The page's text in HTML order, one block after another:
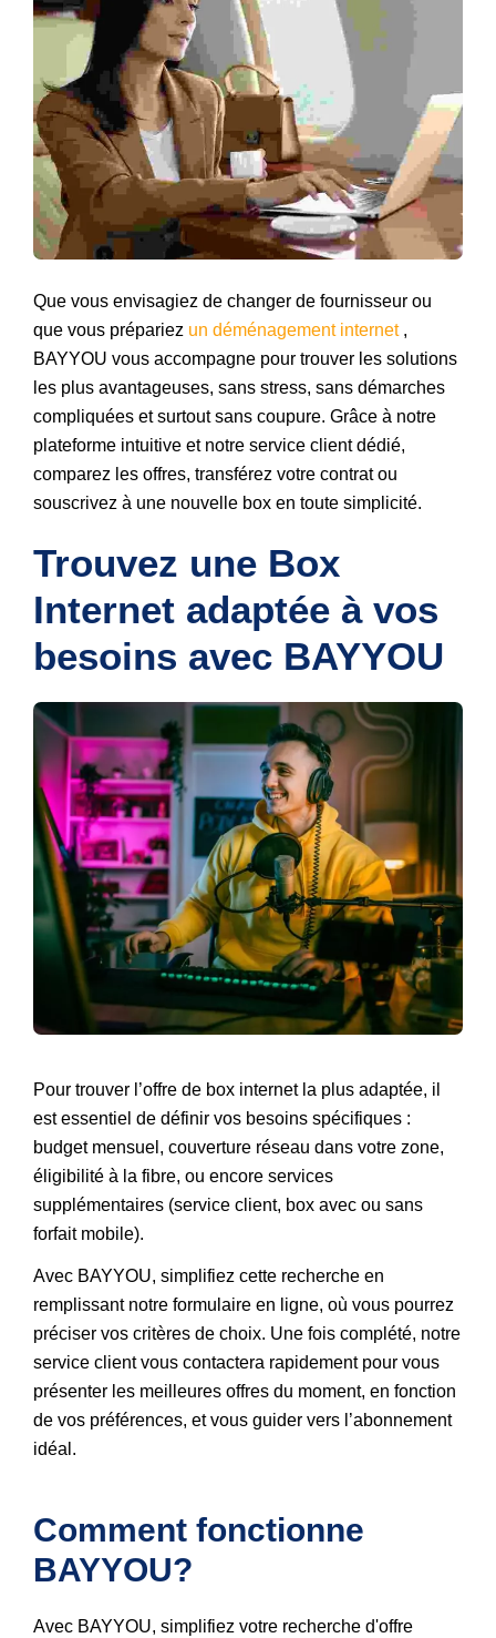
Que vous envisagiez de changer de fournisseur ou
que vous prépariez un déménagement internet ,
BAYYOU vous accompagne pour trouver les solutions
les plus avantageuses, sans stress, sans démarches
compliquées et surtout sans coupure. Grâce à notre
plateforme intuitive et notre service client dédié,
comparez les offres, transférez votre contrat ou
souscrivez à une nouvelle box en toute simplicité.
Trouvez une Box
Internet adaptée à vos
besoins avec BAYYOU
Pour trouver l’offre de box internet la plus adaptée, il
est essentiel de définir vos besoins spécifiques :
budget mensuel, couverture réseau dans votre zone,
éligibilité à la fibre, ou encore services
supplémentaires (service client, box avec ou sans
forfait mobile).
Avec BAYYOU, simplifiez cette recherche en
remplissant notre formulaire en ligne, où vous pourrez
préciser vos critères de choix. Une fois complété, notre
service client vous contactera rapidement pour vous
présenter les meilleures offres du moment, en fonction
de vos préférences, et vous guider vers l’abonnement
idéal.
Comment fonctionne
BAYYOU?
Avec BAYYOU, simplifiez votre recherche d'offre